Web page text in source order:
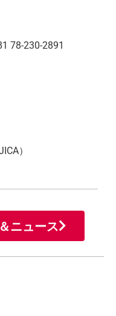
78-230-2891
）
ニュース